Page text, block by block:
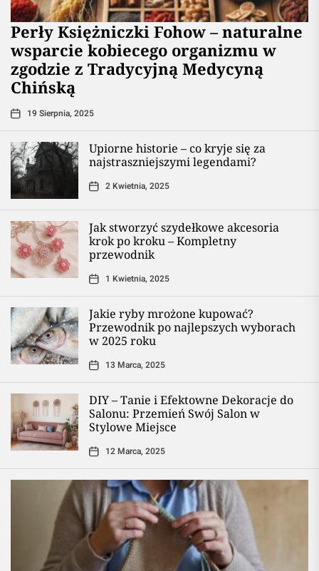
Perły Księżniczki Fohow – naturalne
wsparcie kobiecego organizmu w
zgodzie z Tradycyjną Medycyną
Chińską
19 Sierpnia, 2025
Upiorne historie – co kryje się za
najstraszniejszymi legendami?
2 Kwietnia, 2025
Jak stworzyć szydełkowe akcesoria
krok po kroku – Kompletny
przewodnik
1 Kwietnia, 2025
Jakie ryby mrożone kupować?
Przewodnik po najlepszych wyborach
w 2025 roku
13 Marca, 2025
DIY – Tanie i Efektowne Dekoracje do
Salonu: Przemień Swój Salon w
Stylowe Miejsce
12 Marca, 2025